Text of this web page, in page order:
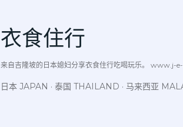
衣食住行
来自吉隆坡的日本媳妇分享衣食住行吃喝玩乐。 www.j-
日本 JAPAN 泰国 THAILAND 马来西亚